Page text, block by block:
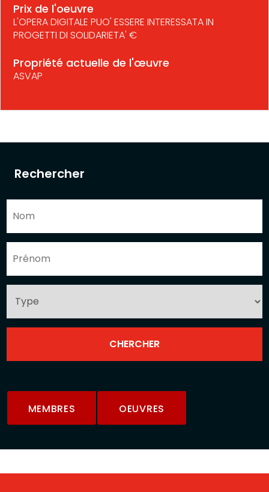
Rechercher
MEMBRES OEUVRES
Prix de l'oeuvre
L'OPERA DIGITALE PUO' ESSERE INTERESSATA IN
PROGETTI DI SOLIDARIETA' €
Propriété actuelle de l'œuvre
ASVAP